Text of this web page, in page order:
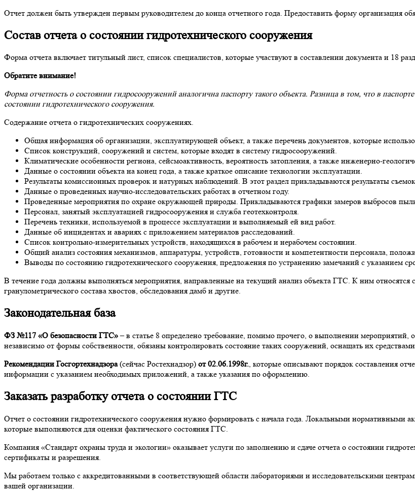
Отчет должен быть утвержден первым руководителем до конца отчетного года. Предоставить форму организация
Состав отчета о состоянии гидротехнического сооружения
Форма отчета включает титульный лист, список специалистов, которые участвуют в составлении документа и 18
Обратите внимание!
Форма отчетность о состоянии гидросооружений аналогична паспорту такого объекта. Разница в том, что в
состоянии гидротехнического сооружения.
Содержание отчета о гидротехнических сооружениях.
Общая информация об организации, эксплуатирующей объект, а также перечень документов, которые
Список конструкций, сооружений и систем, которые входят в систему гидросооружений.
Климатические особенности региона, сейсмоактивность, вероятность затопления, а также инженерно-
Данные о состоянии объекта на конец года, а также краткое описание технологии эксплуатации.
Результаты комиссионных проверок и натурных наблюдений. В этот раздел прикладываются результаты
Данные о проведенных научно-исследовательских работах в отчетном году.
Проведенные мероприятия по охране окружающей природы. Прикладываются графики замеров выбросов
Персонал, занятый эксплуатацией гидросооружения и служба геотехконтроля.
Перечень техники, используемой в процессе эксплуатации и выполняемый ей вид работ.
Данные об инцидентах и авариях с приложением материалов расследований.
Список контрольно-измерительных устройств, находящихся в рабочем и нерабочем состоянии.
Общий анализ состояния механизмов, аппаратуры, устройств, готовности и компетентности персонала,
Выводы по состоянию гидротехнического сооружения, предложения по устранению замечаний с указанием
В течение года должны выполняться мероприятия, направленные на текущий анализ объекта ГТС. К ним относятся
гранулометрического состава хвостов, обследования дамб и другие.
Законодательная база
ФЗ №117 «О безопасности ГТС»– в статье 8 определено требование, помимо прочего, о выполнении
независимо от формы собственности, обязаны контролировать состояние таких сооружений, оснащать их
Рекомендации Госгортехнадзора(сейчас Ростехнадзор) от 02.06.1998г., которые описывают порядок составления
информации с указанием необходимых приложений, а также указания по оформлению.
Заказать разработку отчета о состоянии ГТС
Отчет о состоянии гидротехнического сооружения нужно формировать с начала года. Локальными нормативными
которые выполняются для оценки фактического состояния ГТС.
Компания «Стандарт охраны труда и экологии» оказывает услуги по заполнению и сдаче отчета о состоянии
сертификаты и разрешения.
Мы работаем только с аккредитованными в соответствующей области лабораториями и исследовательскими
вашей организации.